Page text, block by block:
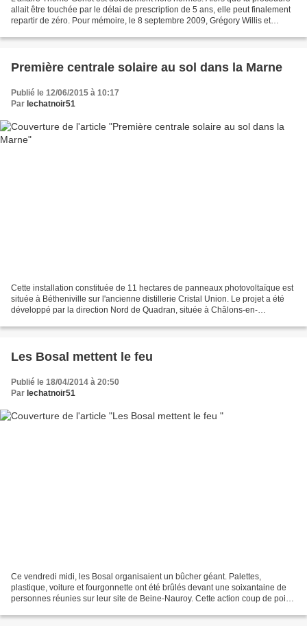
allait être touchée par le délai de prescription de 5 ans, elle peut finalement
repartir de zéro. Pour mémoire, le 8 septembre 2009, Grégory Willis et
Première centrale solaire au sol dans la Marne
Publié le 12/06/2015 à 10:17
Par lechatnoir51
Cette installation constituée de 11 hectares de panneaux photovoltaïque est
située à Bétheniville sur l'ancienne distillerie Cristal Union. Le projet a été
développé par la direction Nord de Quadran, située à Châlons-en-
Les Bosal mettent le feu
Publié le 18/04/2014 à 20:50
Par lechatnoir51
Ce vendredi midi, les Bosal organisaient un bûcher géant. Palettes,
plastique, voiture et fourgonnette ont été brûlés devant une soixantaine de
personnes réunies sur leur site de Beine-Nauroy. Cette action coup de poing